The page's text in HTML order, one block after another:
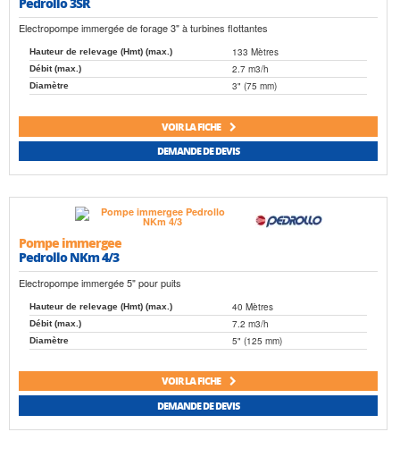
Electropompe immergée de forage 3" à turbines flottantes
Hauteur de relevage (Hmt) (max.) 133 Mètres
Débit (max.) 2.7 m3/h
Diamètre 3" (75 mm)
VOIR LA FICHE
DEMANDE DE DEVIS
Pompe immergee
Pedrollo NKm 4/3
Electropompe immergée 5" pour puits
Hauteur de relevage (Hmt) (max.) 40 Mètres
Débit (max.) 7.2 m3/h
Diamètre 5" (125 mm)
VOIR LA FICHE
DEMANDE DE DEVIS